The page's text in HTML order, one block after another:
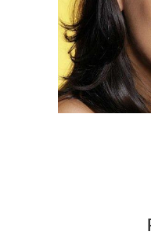
Крупные глаза
Макияж для голубых
глаз